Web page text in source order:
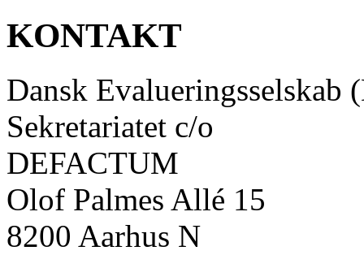
KONTAKT
Dansk Evalueringsselskab
Sekretariatet c/o
DEFACTUM
Olof Palmes Allé 15
8200 Aarhus N